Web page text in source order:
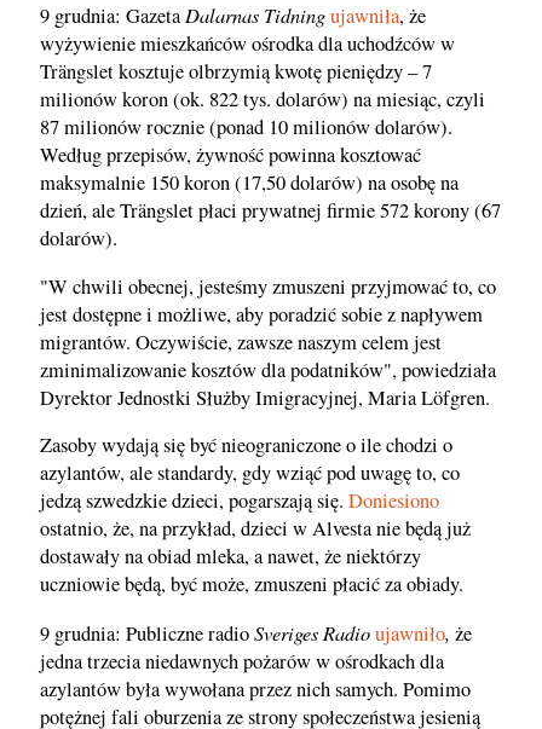
9 grudnia: Gazeta Dalarnas Tidningujawniła, że
wyżywienie mieszkańców ośrodka dla uchodźców w
Trängslet kosztuje olbrzymią kwotę pieniędzy – 7
milionów koron (ok. 822 tys. dolarów) na miesiąc, czyli
87 milionów rocznie (ponad 10 milionów dolarów).
Według przepisów, żywność powinna kosztować
maksymalnie 150 koron (17,50 dolarów) na osobę na
dzień, ale Trängslet płaci prywatnej firmie 572 korony (67
dolarów).
"W chwili obecnej, jesteśmy zmuszeni przyjmować to, co
jest dostępne i możliwe, aby poradzić sobie z napływem
migrantów. Oczywiście, zawsze naszym celem jest
zminimalizowanie kosztów dla podatników", powiedziała
Dyrektor Jednostki Służby Imigracyjnej, Maria Löfgren.
Zasoby wydają się być nieograniczone o ile chodzi o
azylantów, ale standardy, gdy wziąć pod uwagę to, co
jedzą szwedzkie dzieci, pogarszają się. Doniesiono
ostatnio, że, na przykład, dzieci w Alvesta nie będą już
dostawały na obiad mleka, a nawet, że niektórzy
uczniowie będą, być może, zmuszeni płacić za obiady.
9 grudnia: Publiczne radioSveriges Radioujawniło, że
jedna trzecia niedawnych pożarów w ośrodkach dla
azylantów była wywołana przez nich samych. Pomimo
potężnej fali oburzenia ze strony społeczeństwa jesienią